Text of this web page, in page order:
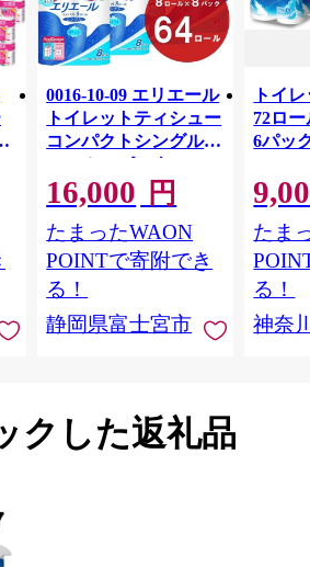
0016-10-09 エリエール
トイレットティシュー
コンパクトシングル 8
ロール×8パック 64ロ
ール 1.5倍巻 82.5m
トイレットペーパー
シングル パルプ100％
香りつき 日用品 消耗
品 備蓄
16,000 円
たまったWAON
POINTで寄附でき
る！
静岡県富士宮市
トイ
72ロ
6パッ
FSCリ
長巻タ
100％
防災
ペー
川県
トペー
たま
る！
神奈
クした返礼品